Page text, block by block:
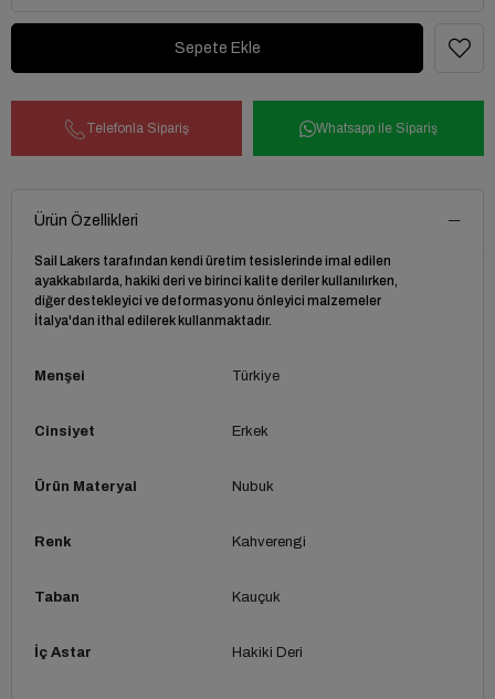
Telefonla Sipariş Whatsapp ile Sipariş
Ürün Özellikleri
Sail Lakers tarafından kendi üretim tesislerinde imal edilen
ayakkabılarda, hakiki deri ve birinci kalite deriler kullanılırken,
diğer destekleyici ve deformasyonu önleyici malzemeler
İtalya'dan ithal edilerek kullanmaktadır.
Menşei Türkiye
Cinsiyet Erkek
Ürün Materyal Nubuk
Renk Kahverengi
Taban Kauçuk
İç Astar Hakiki Deri